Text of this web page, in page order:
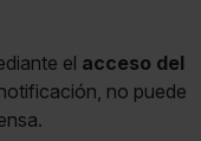
el acceso del
no puede